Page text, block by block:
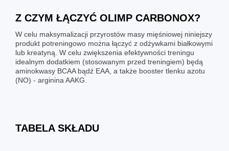
Z CZYM ŁĄCZYĆ OLIMP CARBONOX?
W celu maksymalizacji przyrostów masy mięśniowej niniejszy
produkt potreningowo można łączyć z odżywkami białkowymi
lub kreatyną . W celu zwiększenia efektywności treningu
idealnym dodatkiem (stosowanym przed treningiem) będą
aminokwasy BCAAbądź EAA , a także booster tlenku azotu
(NO) - arginina AAKG
TABELA SKŁADU